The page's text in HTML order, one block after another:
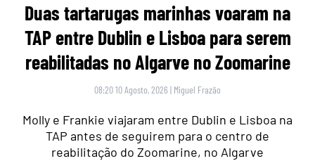
Duas tartarugas marinhas voaram na
TAP entre Dublin e Lisboa para serem
reabilitadas no Algarve no Zoomarine
08:20 10 Agosto, 2026 | Miguel Frazão
Molly e Frankie viajaram entre Dublin e Lisboa na
TAP antes de seguirem para o centro de
reabilitação do Zoomarine, no Algarve